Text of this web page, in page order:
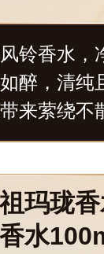
铃香水，
醉，清纯
来萦绕不
祖玛珑
香水